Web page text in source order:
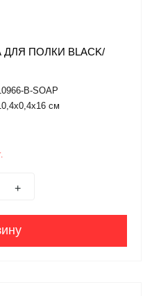
ДЛЯ ПОЛКИ BLACK/
B-SOAP
см
+